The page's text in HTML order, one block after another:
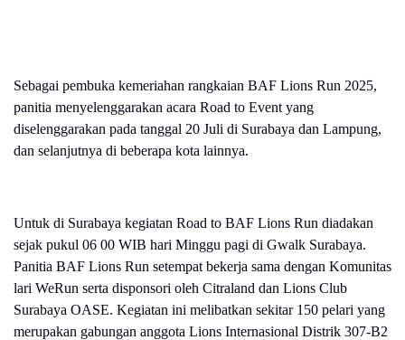
Sebagai pembuka kemeriahan rangkaian BAF Lions Run 2025,
panitia menyelenggarakan acara Road to Event yang
diselenggarakan pada tanggal 20 Juli di Surabaya dan Lampung,
dan selanjutnya di beberapa kota lainnya.
Untuk di Surabaya kegiatan Road to BAF Lions Run diadakan
sejak pukul 06 00 WIB hari Minggu pagi di Gwalk Surabaya.
Panitia BAF Lions Run setempat bekerja sama dengan Komunitas
lari WeRun serta disponsori oleh Citraland dan Lions Club
Surabaya OASE. Kegiatan ini melibatkan sekitar 150 pelari yang
merupakan gabungan anggota Lions Internasional Distrik 307-B2